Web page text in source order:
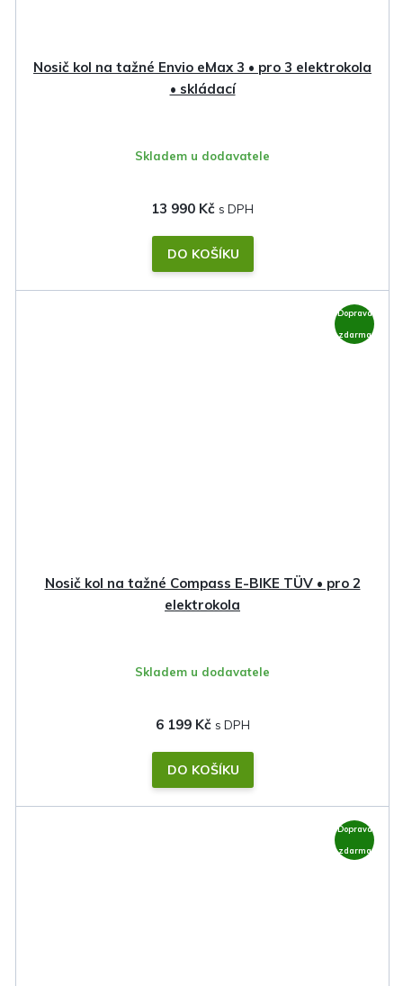
Nosič kol na tažné Envio eMax 3 • pro 3 elektrokola
• skládací
Skladem u dodavatele
13 990 Kč
DO KOŠÍKU
Doprava
zdarma
Nosič kol na tažné Compass E-BIKE TÜV • pro 2
elektrokola
Skladem u dodavatele
6 199 Kč
DO KOŠÍKU
Doprava
zdarma